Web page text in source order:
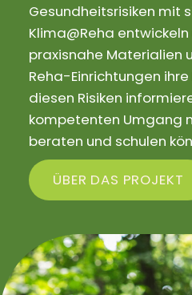
Gesundheitsrisiken mit
Klima@Reha
praxisnahe Materialien
Reha-Einrichtungen
diesen Risiken
kompetenten Umgang
beraten und schulen
ÜBER DAS PROJEKT